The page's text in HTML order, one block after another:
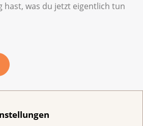
hast, was du jetzt eigentlich tun
0800 11 88 11